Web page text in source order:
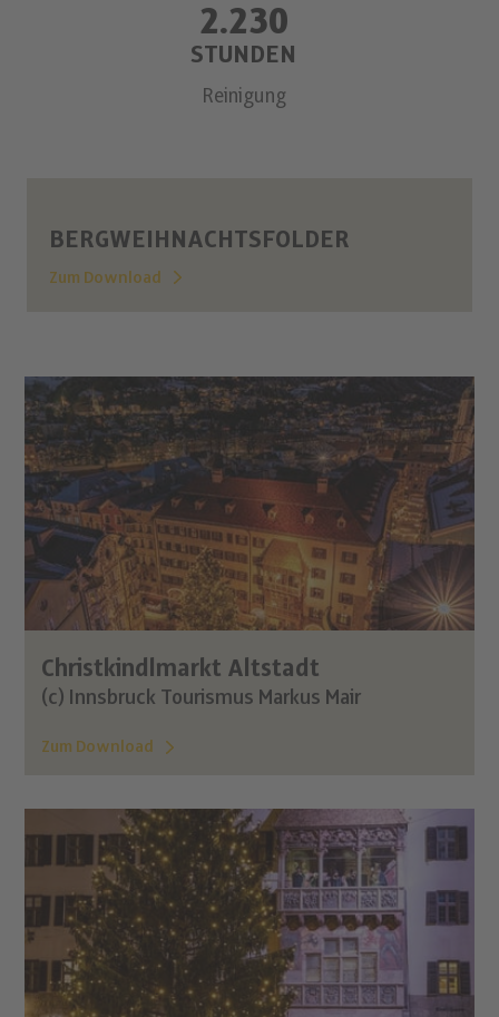
2.230
STUNDEN
Reinigung
BERGWEIHNACHTSFOLDER
Zum Download
Christkindlmarkt Altstadt
(c) Innsbruck Tourismus Markus Mair
Zum Download